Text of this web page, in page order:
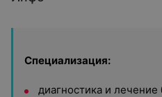
Специализация:
диагностика и лечение